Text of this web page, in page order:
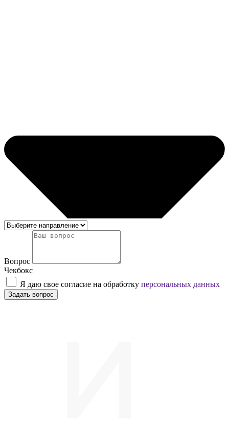
Вопрос
Чекбокс
Я даю свое согласие на обработку персональных данных
Задать вопрос